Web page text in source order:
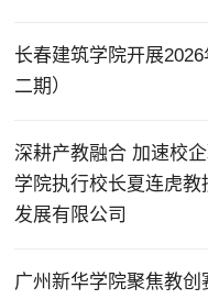
长春建筑学院开展
二期）
深耕产教融合 加速校
学院执行校长夏连虎
发展有限公司
广州新华学院聚焦教创